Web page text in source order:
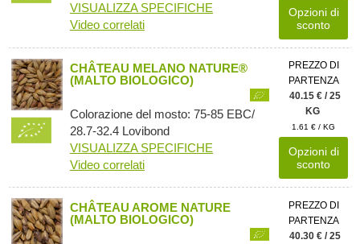
VISUALIZZA SPECIFICHE
Video correlati
Opzioni di
sconto
CHÂTEAU MELANO NATURE®
(MALTO BIOLOGICO)
Colorazione del mosto: 75-85 EBC/
28.7-32.4 Lovibond
VISUALIZZA SPECIFICHE
Video correlati
PREZZO DI
PARTENZA
40.15 € / 25
KG
1.61 € / KG
Opzioni di
sconto
CHÂTEAU AROME NATURE
(MALTO BIOLOGICO)
PREZZO DI
PARTENZA
40.30 € / 25